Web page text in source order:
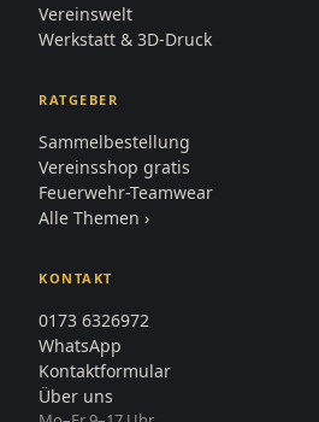
Vereinswelt
Werkstatt & 3D-Druck
RATGEBER
Sammelbestellung
Vereinsshop gratis
Feuerwehr-Teamwear
Alle Themen ›
KONTAKT
0173 6326972
WhatsApp
Kontaktformular
Über uns